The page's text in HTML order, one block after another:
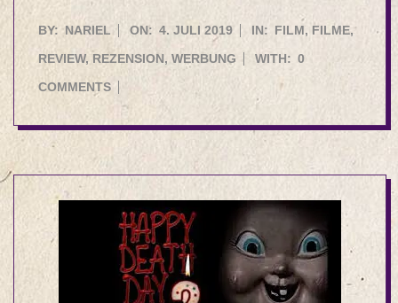
2019-
07-
04
BY: NARIEL ON: 4. JULI 2019 IN: FILM , FILME,
REVIEW, REZENSION ,WERBUNG WITH: 0
COMMENTS